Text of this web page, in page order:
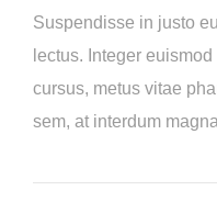
Suspendisse in justo
lectus. Integer
cursus, metus vitae
sem, at interdum